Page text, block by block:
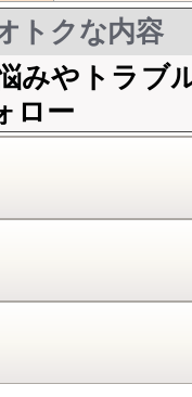
トクな内容
みやトラブ
ロー